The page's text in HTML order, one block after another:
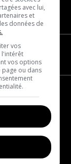
avec lui,
et
données de
vos
l'intérêt
vos options
page ou dans